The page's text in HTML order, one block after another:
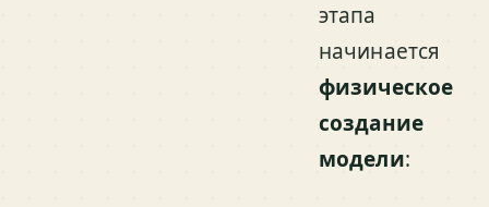
этапа
начинается
физическое
создание
модели: